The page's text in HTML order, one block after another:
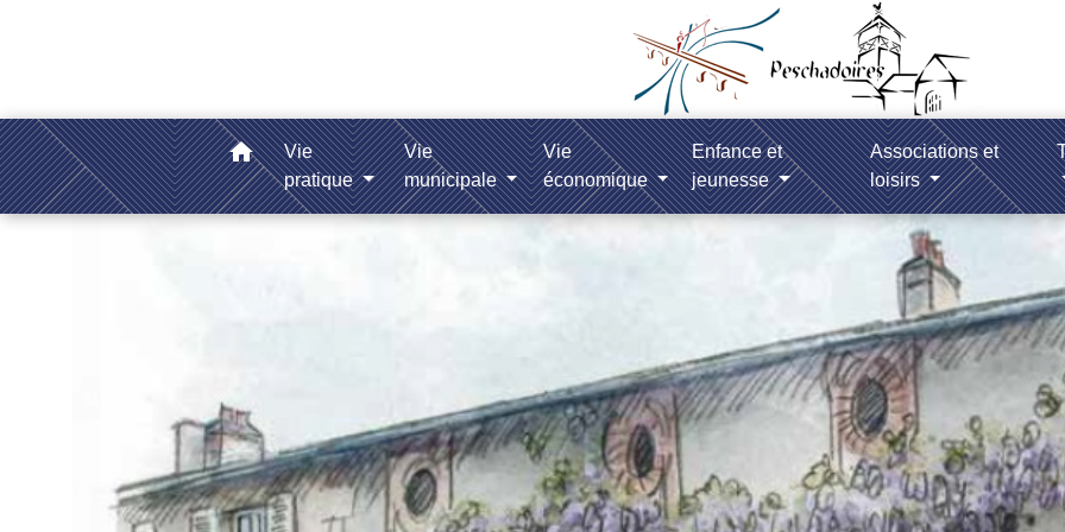
home
Vie
pratique
Vie
municipale
Vie
économique
Enfance et
jeunesse
Associations et
loisirs